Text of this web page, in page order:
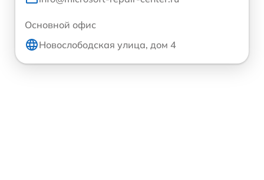
Основной офис
Новослободская улица, дом 4